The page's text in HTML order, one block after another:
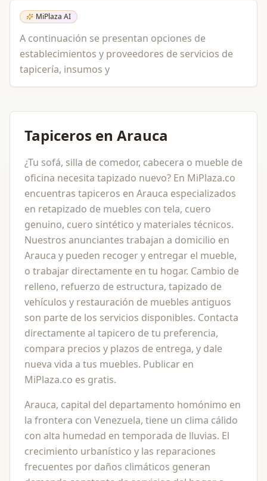
MiPlaza AI
A continuación se presentan opciones de
establecimientos y proveedores de servicios de
tapicería, insumos y
Tapiceros en Arauca
¿Tu sofá, silla de comedor, cabecera o mueble de
oficina necesita tapizado nuevo? En MiPlaza.co
encuentras tapiceros en Arauca especializados
en retapizado de muebles con tela, cuero
genuino, cuero sintético y materiales técnicos.
Nuestros anunciantes trabajan a domicilio en
Arauca y pueden recoger y entregar el mueble,
o trabajar directamente en tu hogar. Cambio de
relleno, refuerzo de estructura, tapizado de
vehículos y restauración de muebles antiguos
son parte de los servicios disponibles. Contacta
directamente al tapicero de tu preferencia,
compara precios y plazos de entrega, y dale
nueva vida a tus muebles. Publicar en
MiPlaza.co es gratis.
Arauca, capital del departamento homónimo en
la frontera con Venezuela, tiene un clima cálido
con alta humedad en temporada de lluvias. El
crecimiento urbanístico y las reparaciones
frecuentes por daños climáticos generan